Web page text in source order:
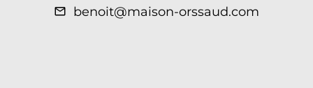
benoit@maison-orssaud.com